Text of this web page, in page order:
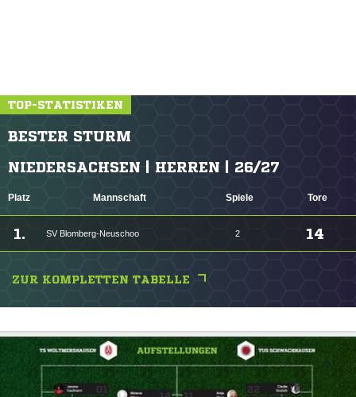
TOP-STATISTIKEN
BESTER STURM
NIEDERSACHSEN | HERREN | 26/27
Platz Mannschaft Spiele Tore
1. SV Blomberg-Neuschoo 2 14
ZUR KOMPLETTEN TABELLE